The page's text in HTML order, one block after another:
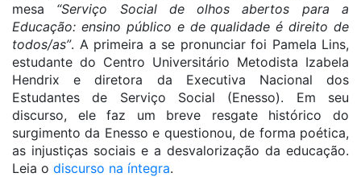
mesa “Serviço Social de olhos abertos para a
Educação: ensino público e de qualidade é direito de
todos/as”. A primeira a se pronunciar foi Pamela Lins,
estudante do Centro Universitário Metodista Izabela
Hendrix e diretora da Executiva Nacional dos
Estudantes de Serviço Social (Enesso). Em seu
discurso, ele faz um breve resgate histórico do
surgimento da Enesso e questionou, de forma poética,
as injustiças sociais e a desvalorização da educação.
Leia o discurso na íntegra.